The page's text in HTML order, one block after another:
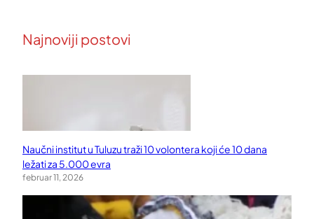
Najnoviji postovi
Naučni institut u Tuluzu traži 10 volontera koji će 10 dana
ležati za 5.000 evra
februar 11, 2026